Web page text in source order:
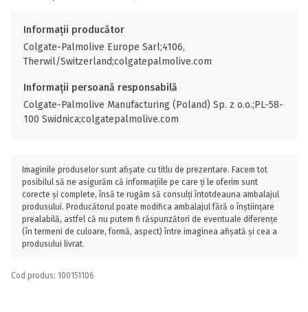
Informații producător
Colgate-Palmolive Europe Sarl;4106,
Therwil/Switzerland;colgatepalmolive.com
Informații persoană responsabilă
Colgate-Palmolive Manufacturing (Poland) Sp. z o.o.;PL-58-
100 Swidnica;colgatepalmolive.com
Imaginile produselor sunt afișate cu titlu de prezentare. Facem tot
posibilul să ne asigurăm că informațiile pe care ți le oferim sunt
corecte și complete, însă te rugăm să consulți întotdeauna ambalajul
produsului. Producătorul poate modifica ambalajul fără o înștiințare
prealabilă, astfel că nu putem fi răspunzători de eventuale diferențe
(în termeni de culoare, formă, aspect) între imaginea afișată și cea a
produsului livrat.
Cod produs: 100151106